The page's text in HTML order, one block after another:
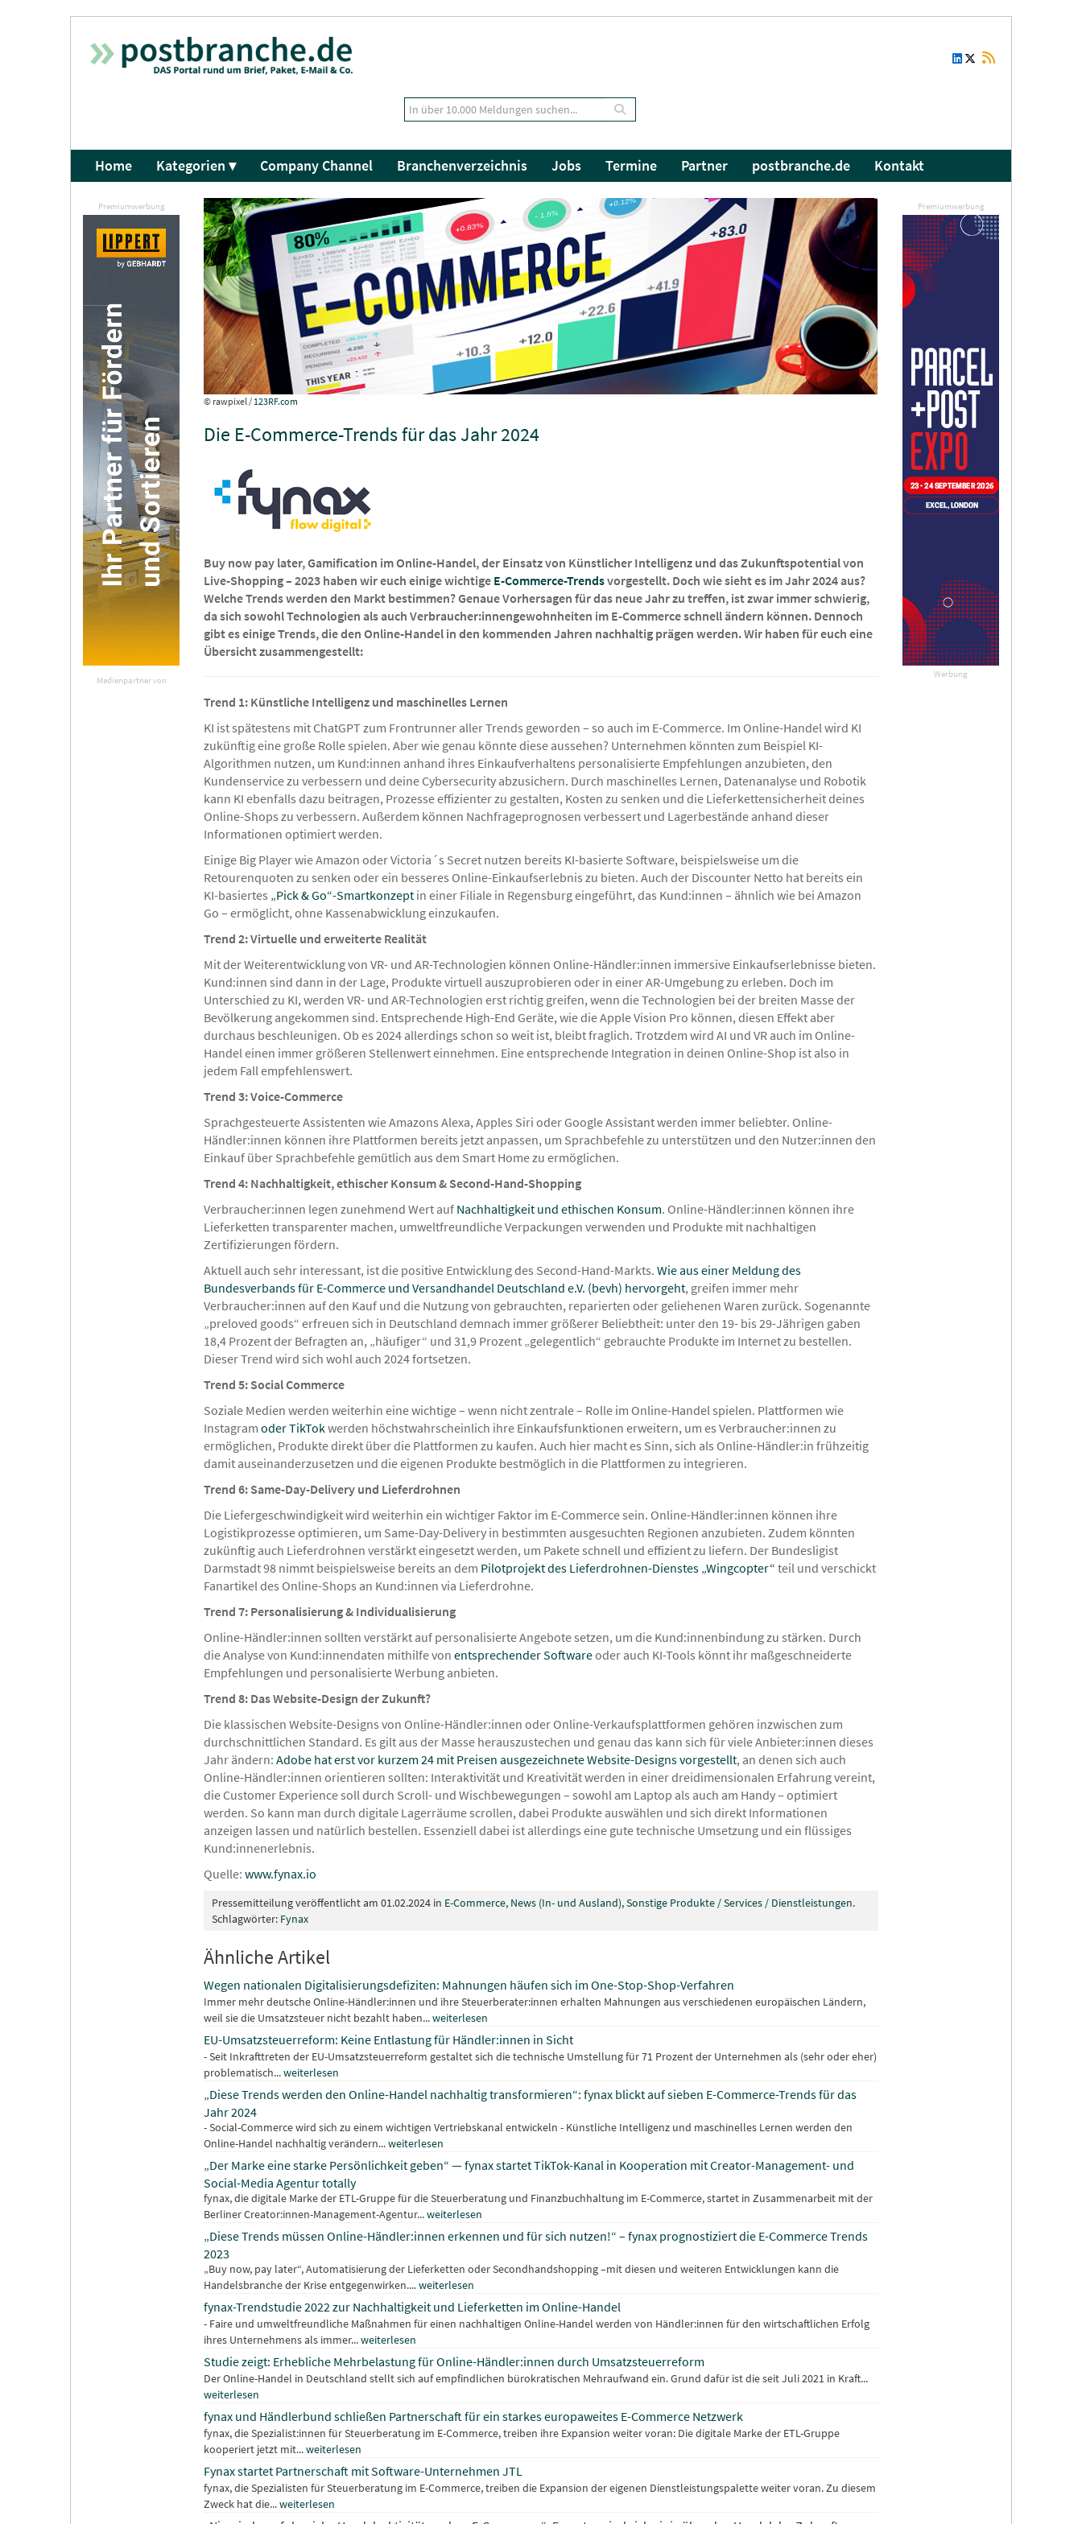
Home Kategorien ▾ Company Channel Branchenverzeichnis Jobs Termine Partner postbranche.de Kontakt
Premiumwerbung
Werbung
Premiumwerbung
Medienpartner von
© rawpixel / 123RF.com
Die E-Commerce-Trends für das Jahr 2024
Buy now pay later, Gamification im Online-Handel, der Einsatz von Künstlicher Intelligenz und das Zukunftspotential von
Live-Shopping – 2023 haben wir euch einige wichtige E-Commerce-Trendsvorgestellt. Doch wie sieht es im Jahr 2024 aus?
Welche Trends werden den Markt bestimmen? Genaue Vorhersagen für das neue Jahr zu treffen, ist zwar immer schwierig,
da sich sowohl Technologien als auch Verbraucher:innengewohnheiten im E-Commerce schnell ändern können. Dennoch
gibt es einige Trends, die den Online-Handel in den kommenden Jahren nachhaltig prägen werden. Wir haben für euch eine
Übersicht zusammengestellt:
Trend 1: Künstliche Intelligenz und maschinelles Lernen
KI ist spätestens mit ChatGPT zum Frontrunner aller Trends geworden – so auch im E-Commerce. Im Online-Handel wird KI
zukünftig eine große Rolle spielen. Aber wie genau könnte diese aussehen? Unternehmen könnten zum Beispiel KI-
Algorithmen nutzen, um Kund:innen anhand ihres Einkaufverhaltens personalisierte Empfehlungen anzubieten, den
Kundenservice zu verbessern und deine Cybersecurity abzusichern. Durch maschinelles Lernen, Datenanalyse und Robotik
kann KI ebenfalls dazu beitragen, Prozesse effizienter zu gestalten, Kosten zu senken und die Lieferkettensicherheit deines
Online-Shops zu verbessern. Außerdem können Nachfrageprognosen verbessert und Lagerbestände anhand dieser
Informationen optimiert werden.
Einige Big Player wie Amazon oder Victoria´s Secret nutzen bereits KI-basierte Software, beispielsweise um die
Retourenquoten zu senken oder ein besseres Online-Einkaufserlebnis zu bieten. Auch der Discounter Netto hat bereits ein
KI-basiertes „Pick & Go“-Smartkonzept in einer Filiale in Regensburg eingeführt, das Kund:innen – ähnlich wie bei Amazon
Go – ermöglicht, ohne Kassenabwicklung einzukaufen.
Trend 2: Virtuelle und erweiterte Realität
Mit der Weiterentwicklung von VR- und AR-Technologien können Online-Händler:innen immersive Einkaufserlebnisse bieten.
Kund:innen sind dann in der Lage, Produkte virtuell auszuprobieren oder in einer AR-Umgebung zu erleben. Doch im
Unterschied zu KI, werden VR- und AR-Technologien erst richtig greifen, wenn die Technologien bei der breiten Masse der
Bevölkerung angekommen sind. Entsprechende High-End Geräte, wie die Apple Vision Pro können, diesen Effekt aber
durchaus beschleunigen. Ob es 2024 allerdings schon so weit ist, bleibt fraglich. Trotzdem wird AI und VR auch im Online-
Handel einen immer größeren Stellenwert einnehmen. Eine entsprechende Integration in deinen Online-Shop ist also in
jedem Fall empfehlenswert.
Trend 3: Voice-Commerce
Sprachgesteuerte Assistenten wie Amazons Alexa, Apples Siri oder Google Assistant werden immer beliebter. Online-
Händler:innen können ihre Plattformen bereits jetzt anpassen, um Sprachbefehle zu unterstützen und den Nutzer:innen den
Einkauf über Sprachbefehle gemütlich aus dem Smart Home zu ermöglichen.
Trend 4: Nachhaltigkeit, ethischer Konsum & Second-Hand-Shopping
Verbraucher:innen legen zunehmend Wert auf Nachhaltigkeit und ethischen Konsum. Online-Händler:innen können ihre
Lieferketten transparenter machen, umweltfreundliche Verpackungen verwenden und Produkte mit nachhaltigen
Zertifizierungen fördern.
Aktuell auch sehr interessant, ist die positive Entwicklung des Second-Hand-Markts. Wie aus einer Meldung des
Bundesverbands für E-Commerce und Versandhandel Deutschland e.V. (bevh) hervorgeht, greifen immer mehr
Verbraucher:innen auf den Kauf und die Nutzung von gebrauchten, reparierten oder geliehenen Waren zurück. Sogenannte
„preloved goods“ erfreuen sich in Deutschland demnach immer größerer Beliebtheit: unter den 19- bis 29-Jährigen gaben
18,4 Prozent der Befragten an, „häufiger“ und 31,9 Prozent „gelegentlich“ gebrauchte Produkte im Internet zu bestellen.
Dieser Trend wird sich wohl auch 2024 fortsetzen.
Trend 5: Social Commerce
Soziale Medien werden weiterhin eine wichtige – wenn nicht zentrale – Rolle im Online-Handel spielen. Plattformen wie
Instagram oder TikTokwerden höchstwahrscheinlich ihre Einkaufsfunktionen erweitern, um es Verbraucher:innen zu
ermöglichen, Produkte direkt über die Plattformen zu kaufen. Auch hier macht es Sinn, sich als Online-Händler:in frühzeitig
damit auseinanderzusetzen und die eigenen Produkte bestmöglich in die Plattformen zu integrieren.
Trend 6: Same-Day-Delivery und Lieferdrohnen
Die Liefergeschwindigkeit wird weiterhin ein wichtiger Faktor im E-Commerce sein. Online-Händler:innen können ihre
Logistikprozesse optimieren, um Same-Day-Delivery in bestimmten ausgesuchten Regionen anzubieten. Zudem könnten
zukünftig auch Lieferdrohnen verstärkt eingesetzt werden, um Pakete schnell und effizient zu liefern. Der Bundesligist
Darmstadt 98 nimmt beispielsweise bereits an dem Pilotprojekt des Lieferdrohnen-Dienstes „Wingcopter“ teil und verschickt
Fanartikel des Online-Shops an Kund:innen via Lieferdrohne.
Trend 7: Personalisierung & Individualisierung
Online-Händler:innen sollten verstärkt auf personalisierte Angebote setzen, um die Kund:innenbindung zu stärken. Durch
die Analyse von Kund:innendaten mithilfe von entsprechender Softwareoder auch KI-Tools könnt ihr maßgeschneiderte
Empfehlungen und personalisierte Werbung anbieten.
Trend 8: Das Website-Design der Zukunft?
Die klassischen Website-Designs von Online-Händler:innen oder Online-Verkaufsplattformen gehören inzwischen zum
durchschnittlichen Standard. Es gilt aus der Masse herauszustechen und genau das kann sich für viele Anbieter:innen dieses
Jahr ändern: Adobe hat erst vor kurzem 24 mit Preisen ausgezeichnete Website-Designs vorgestellt, an denen sich auch
Online-Händler:innen orientieren sollten: Interaktivität und Kreativität werden in einer dreidimensionalen Erfahrung vereint,
die Customer Experience soll durch Scroll- und Wischbewegungen – sowohl am Laptop als auch am Handy – optimiert
werden. So kann man durch digitale Lagerräume scrollen, dabei Produkte auswählen und sich direkt Informationen
anzeigen lassen und natürlich bestellen. Essenziell dabei ist allerdings eine gute technische Umsetzung und ein flüssiges
Kund:innenerlebnis.
Quelle: www.fynax.io
Pressemitteilung veröffentlicht am 01.02.2024 in E-Commerce, News (In- und Ausland),Sonstige Produkte / Services / Dienstleistungen.
Schlagwörter: Fynax
Ähnliche Artikel
Wegen nationalen Digitalisierungsdefiziten: Mahnungen häufen sich im One-Stop-Shop-Verfahren
Immer mehr deutsche Online-Händler:innen und ihre Steuerberater:innen erhalten Mahnungen aus verschiedenen europäischen Ländern,
weil sie die Umsatzsteuer nicht bezahlt haben...weiterlesen
EU-Umsatzsteuerreform: Keine Entlastung für Händler:innen in Sicht
- Seit Inkrafttreten der EU-Umsatzsteuerreform gestaltet sich die technische Umstellung für 71 Prozent der Unternehmen als (sehr oder eher)
problematisch...weiterlesen
„Diese Trends werden den Online-Handel nachhaltig transformieren“: fynax blickt auf sieben E-Commerce-Trends für das
Jahr 2024
- Social-Commerce wird sich zu einem wichtigen Vertriebskanal entwickeln - Künstliche Intelligenz und maschinelles Lernen werden den
Online-Handel nachhaltig verändern...weiterlesen
„Der Marke eine starke Persönlichkeit geben“ — fynax startet TikTok-Kanal in Kooperation mit Creator-Management- und
Social-Media Agentur totally
fynax, die digitale Marke der ETL-Gruppe für die Steuerberatung und Finanzbuchhaltung im E-Commerce, startet in Zusammenarbeit mit der
Berliner Creator:innen-Management-Agentur...weiterlesen
„Diese Trends müssen Online-Händler:innen erkennen und für sich nutzen!“ – fynax prognostiziert die E-Commerce Trends
2023
„Buy now, pay later“, Automatisierung der Lieferketten oder Secondhandshopping –mit diesen und weiteren Entwicklungen kann die
Handelsbranche der Krise entgegenwirken....weiterlesen
fynax-Trendstudie 2022 zur Nachhaltigkeit und Lieferketten im Online-Handel
- Faire und umweltfreundliche Maßnahmen für einen nachhaltigen Online-Handel werden von Händler:innen für den wirtschaftlichen Erfolg
ihres Unternehmens als immer...weiterlesen
Studie zeigt: Erhebliche Mehrbelastung für Online-Händler:innen durch Umsatzsteuerreform
Der Online-Handel in Deutschland stellt sich auf empfindlichen bürokratischen Mehraufwand ein. Grund dafür ist die seit Juli 2021 in Kraft...
weiterlesen
fynax und Händlerbund schließen Partnerschaft für ein starkes europaweites E-Commerce Netzwerk
fynax, die Spezialist:innen für Steuerberatung im E-Commerce, treiben ihre Expansion weiter voran: Die digitale Marke der ETL-Gruppe
kooperiert jetzt mit...weiterlesen
Fynax startet Partnerschaft mit Software-Unternehmen JTL
fynax, die Spezialisten für Steuerberatung im E-Commerce, treiben die Expansion der eigenen Dienstleistungspalette weiter voran. Zu diesem
Zweck hat die...weiterlesen